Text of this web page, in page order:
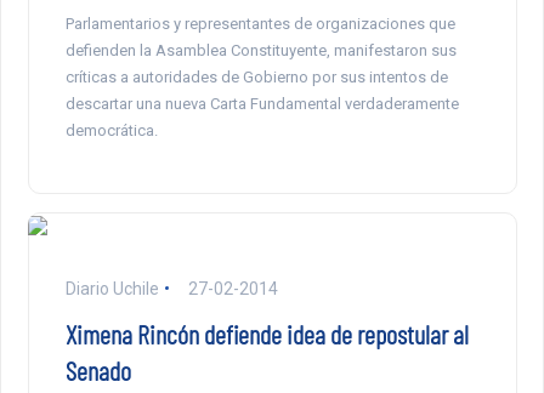
Parlamentarios y representantes de organizaciones que
defienden la Asamblea Constituyente, manifestaron sus
críticas a autoridades de Gobierno por sus intentos de
descartar una nueva Carta Fundamental verdaderamente
democrática.
Diario Uchile 27-02-2014
Ximena Rincón defiende idea de repostular al
Senado